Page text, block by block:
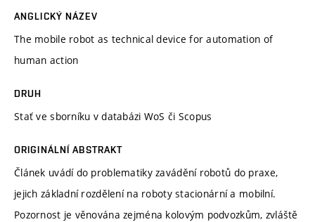
ANGLICKÝ NÁZEV
The mobile robot as technical device for automation of
human action
DRUH
Stať ve sborníku v databázi WoS či Scopus
ORIGINÁLNÍ ABSTRAKT
Článek uvádí do problematiky zavádění robotů do praxe,
jejich základní rozdělení na roboty stacionární a mobilní.
Pozornost je věnována zejména kolovým podvozkům, zvláště